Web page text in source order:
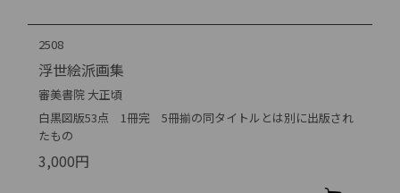
2508
浮世絵派画集
審美書院 大正頃
白黒図版53点 1冊完 5冊揃の同タイトルとは別に出版され
たもの
3,000円